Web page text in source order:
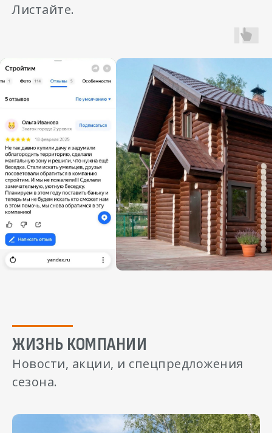
Листайте.
ЖИЗНЬ КОМПАНИИ
Новости, акции, и спецпредложения
сезона.